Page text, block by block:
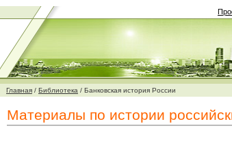
Главная / Библиотека / Банковская история России
Материалы по истории